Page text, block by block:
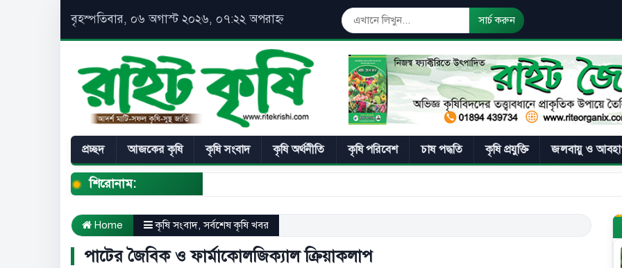
বৃহস্পতিবার, ০৬ অগাস্ট ২০২৬, ০৭:২২ অপরাহ্ন সার্চ করুন
প্রচ্ছদ আজকের কৃষি কৃষি সংবাদ কৃষি অর্থনীতি কৃষি পরিবেশ চাষ পদ্ধতি কৃষি প্রযুক্তি জলবায়ু ও
শিরোনাম:
Home কৃষি সংবাদ,সর্বশেষ কৃষি খবর
পাটের জৈবিক ও ফার্মাকোলজিক্যাল ক্রিয়াকলাপ